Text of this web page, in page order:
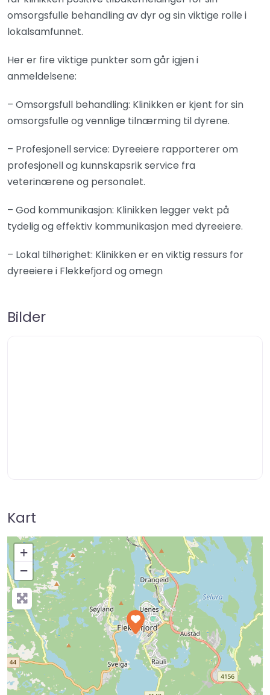
omsorgsfulle behandling av dyr og sin viktige rolle i
lokalsamfunnet.
Her er fire viktige punkter som går igjen i
anmeldelsene:
– Omsorgsfull behandling: Klinikken er kjent for sin
omsorgsfulle og vennlige tilnærming til dyrene.
– Profesjonell service: Dyreeiere rapporterer om
profesjonell og kunnskapsrik service fra
veterinærene og personalet.
– God kommunikasjon: Klinikken legger vekt på
tydelig og effektiv kommunikasjon med dyreeiere.
– Lokal tilhørighet: Klinikken er en viktig ressurs for
dyreeiere i Flekkefjord og omegn
Bilder
Kart
+
−
Press Enter key to search